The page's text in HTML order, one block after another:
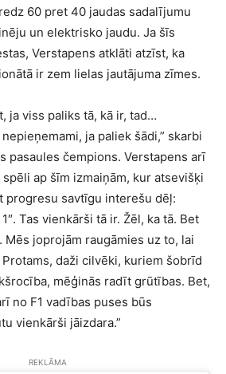
60 pret 40 jaudas sadalījumu
un elektrisko jaudu. Ja šīs
Verstapens atklāti atzīst, ka
ir zem lielas jautājuma zīmes.
ja viss paliks tā, kā ir, tad…
ja paliek šādi,” skarbi
pasaules čempions. Verstapens arī
ap šīm izmaiņām, kur atsevišķi
progresu savtīgu interešu dēļ:
Tas vienkārši tā ir. Žēl, ka tā. Bet
joprojām raugāmies uz to, lai
daži cilvēki, kuriem šobrīd
mēģinās radīt grūtības. Bet,
no F1 vadības puses būs
vienkārši jāizdara.”
REKLĀMA